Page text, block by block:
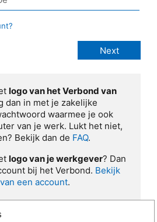
logo van het Verbond van
dan in met je zakelijke
waarmee je ook
van je werk. Lukt het niet,
Bekijk dan de FAQ.
logo van je werkgever? Dan
bij het Verbond. Bekijk
een account.